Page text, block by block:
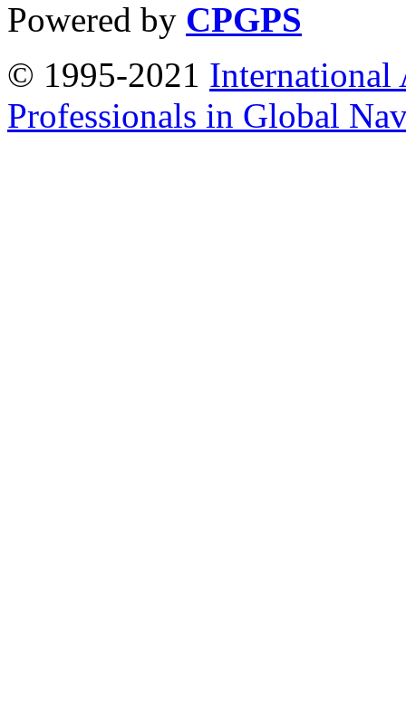
Powered by CPGPS
© 1995-2021 International
Professionals in Global